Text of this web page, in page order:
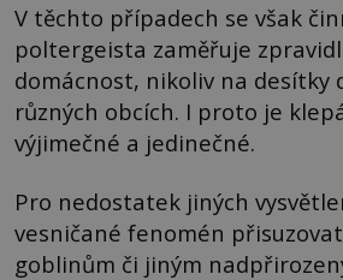
V těchto případech se však
poltergeista zaměřuje
domácnost, nikoliv na desítky
různých obcích. I proto je
výjimečné a jedinečné.
Pro nedostatek jiných
vesničané fenomén
goblinům či jiným